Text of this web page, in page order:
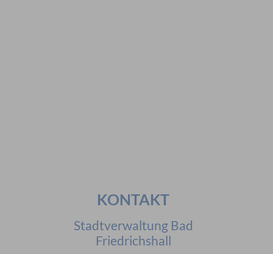
KONTAKT
Stadtverwaltung Bad
Friedrichshall